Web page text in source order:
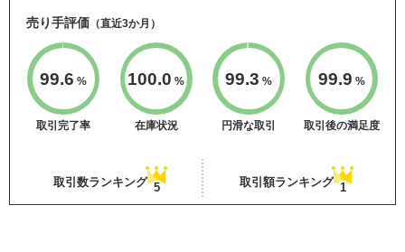
売り手評価 （直近3か月）
99.6 %
取引完了率
100.0 %
在庫状況
99.3 %
円滑な取引
99.9 %
取引後の満足度
取引数ランキング 5 取引額ランキング 1